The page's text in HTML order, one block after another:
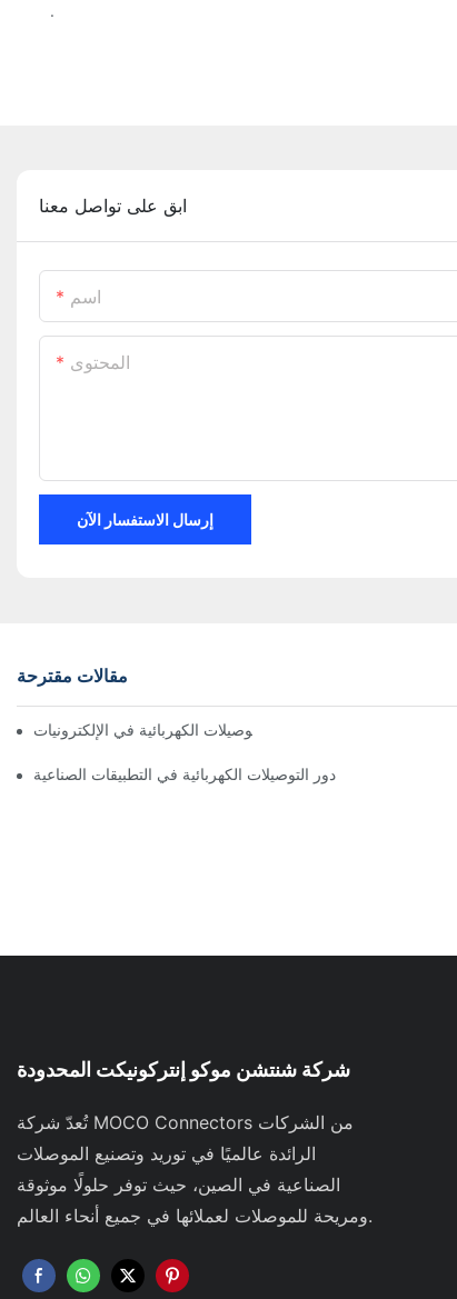
.
ابق على تواصل معنا
اسم
المحتوى
إرسال الاستفسار الآن
مقالات مقترحة
تأثير التكنولوجيا على التوصيلات الكهربائية في الإلكترونيات
دور التوصيلات الكهربائية في التطبيقات الصناعية
شركة شنتشن موكو إنتركونيكت المحدودة
تُعدّ شركة MOCO Connectors من الشركات
الرائدة عالميًا في توريد وتصنيع الموصلات
الصناعية في الصين، حيث توفر حلولًا موثوقة
ومريحة للموصلات لعملائها في جميع أنحاء العالم.